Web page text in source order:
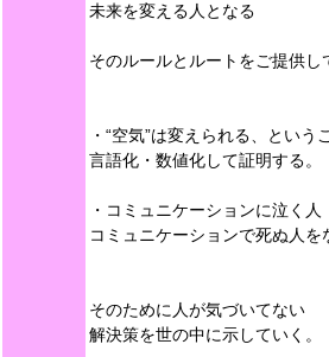
未来を変える人となる
そのルールとルートをご提供し
・“空気”は変えられる、という
言語化・数値化して証明する。
・コミュニケーションに泣く人
コミュニケーションで死ぬ人を
そのために人が気づいてない
解決策を世の中に示していく。